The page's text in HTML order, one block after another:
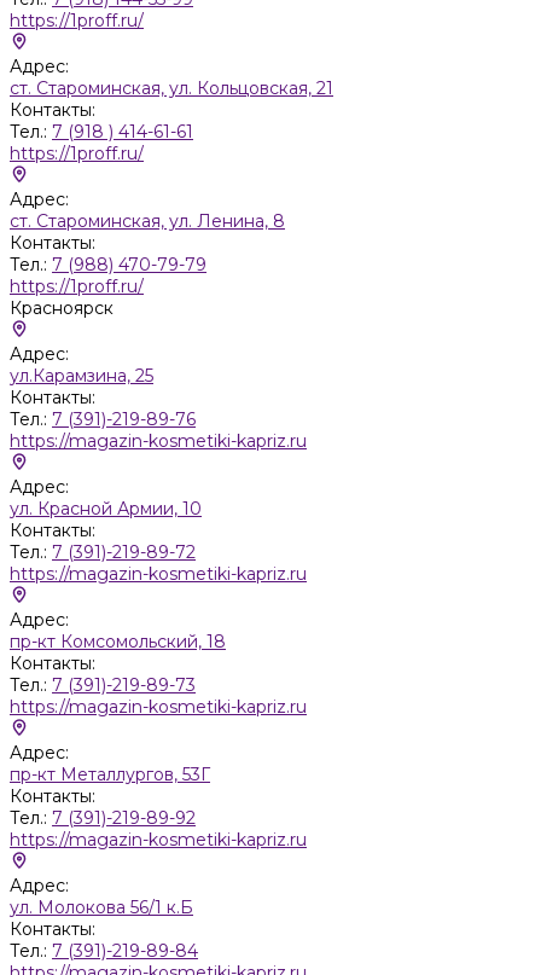
https://1proff.ru/
Адрес:
ст. Староминская, ул. Кольцовская, 21
Контакты:
Тел.: 7 (918 ) 414-61-61
https://1proff.ru/
Адрес:
ст. Староминская, ул. Ленина, 8
Контакты:
Тел.: 7 (988) 470-79-79
https://1proff.ru/
Красноярск
Адрес:
ул.Карамзина, 25
Контакты:
Тел.: 7 (391)-219-89-76
https://magazin-kosmetiki-kapriz.ru
Адрес:
ул. Красной Армии, 10
Контакты:
Тел.: 7 (391)-219-89-72
https://magazin-kosmetiki-kapriz.ru
Адрес:
пр-кт Комсомольский, 18
Контакты:
Тел.: 7 (391)-219-89-73
https://magazin-kosmetiki-kapriz.ru
Адрес:
пр-кт Металлургов, 53Г
Контакты:
Тел.: 7 (391)-219-89-92
https://magazin-kosmetiki-kapriz.ru
Адрес:
ул. Молокова 56/1 к.Б
Контакты:
Тел.: 7 (391)-219-89-84